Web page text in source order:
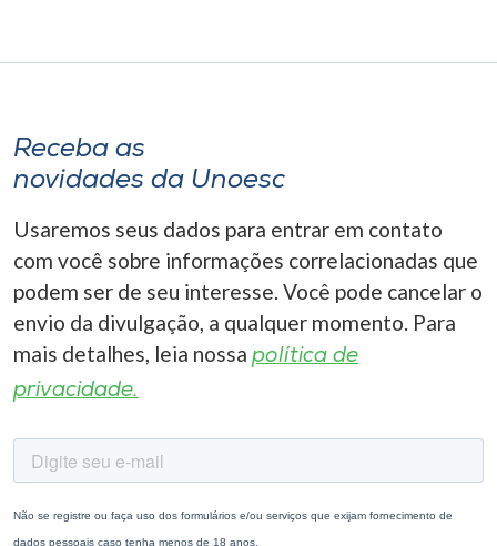
Receba as
novidades da Unoesc
Usaremos seus dados para entrar em contato
com você sobre informações correlacionadas que
podem ser de seu interesse. Você pode cancelar o
envio da divulgação, a qualquer momento. Para
mais detalhes, leia nossa política de
privacidade.